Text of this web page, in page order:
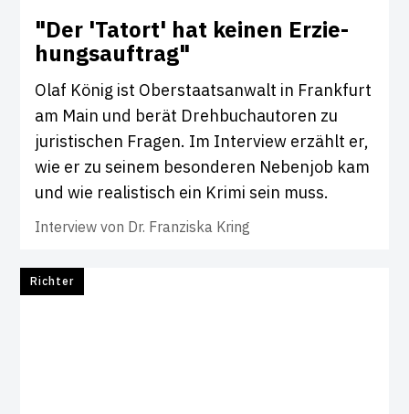
"Der 'Tatort' hat keinen Erzie­
hungs­auf­trag"
Olaf König ist Oberstaatsanwalt in Frankfurt
am Main und berät Drehbuchautoren zu
juristischen Fragen. Im Interview erzählt er,
wie er zu seinem besonderen Nebenjob kam
und wie realistisch ein Krimi sein muss.
Interview von Dr. Franziska Kring
Richter